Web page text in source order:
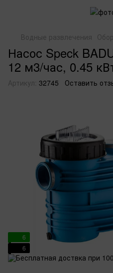
Водные развлечения
Насос Speck
12 м3/час, 0.45
Артикул: 32745 Оставить
6
6